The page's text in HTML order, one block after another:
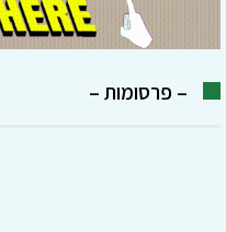
– פרסומות –